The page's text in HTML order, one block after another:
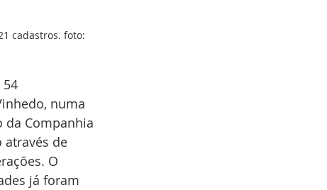
cadastros. foto:
numa
da Companhia
através de
O
já foram